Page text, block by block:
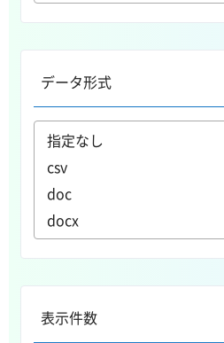
データ形式
表示件数